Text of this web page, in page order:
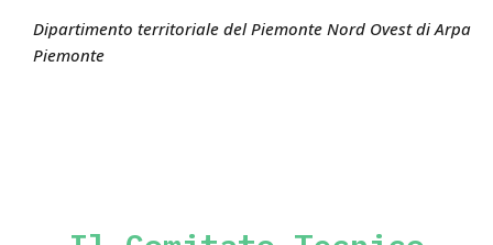
Dipartimento territoriale del Piemonte Nord Ovest di Arpa
Piemonte